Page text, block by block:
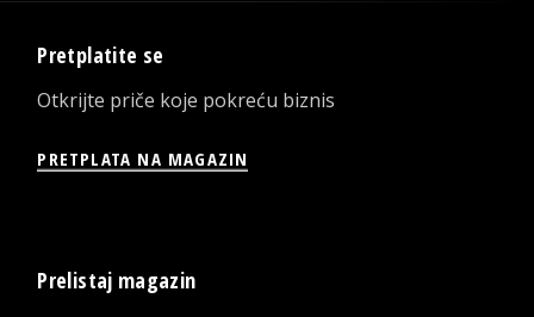
Pretplatite se
Otkrijte priče koje pokreću biznis
PRETPLATA NA MAGAZIN
Prelistaj magazin